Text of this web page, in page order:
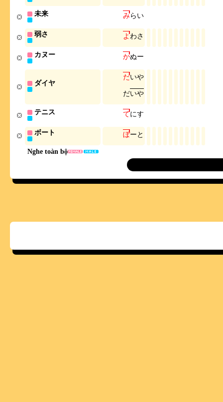
Nghe toàn bộ
未来 みらい
弱さ よわさ
カヌー かぬー
ダイヤ
だいや
だいや
テニス てにす
ボート ぼーと